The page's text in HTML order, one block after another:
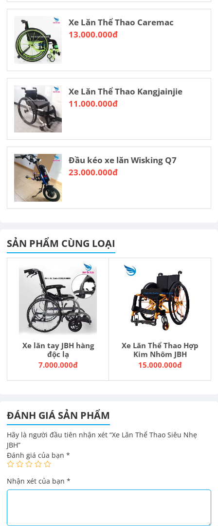
Xe Lăn Thể Thao Caremac
13.000.000đ
Xe Lăn Thể Thao Kangjainjie
11.000.000đ
Đầu kéo xe lăn Wisking Q7
23.000.000đ
SẢN PHẨM CÙNG LOẠI
Xe lăn tay JBH hàng
độc lạ
7.000.000đ
Xe Lăn Thể Thao Hợp
Kim Nhôm JBH
15.000.000đ
ĐÁNH GIÁ SẢN PHẨM
Hãy là người đầu tiên nhận xét “Xe Lăn Thể Thao Siêu Nhẹ
JBH”
Đánh giá của bạn *
Nhận xét của bạn *